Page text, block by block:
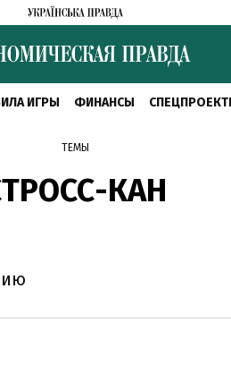
ИГРЫ ФИНАНСЫ
ТЕМЫ
КАН